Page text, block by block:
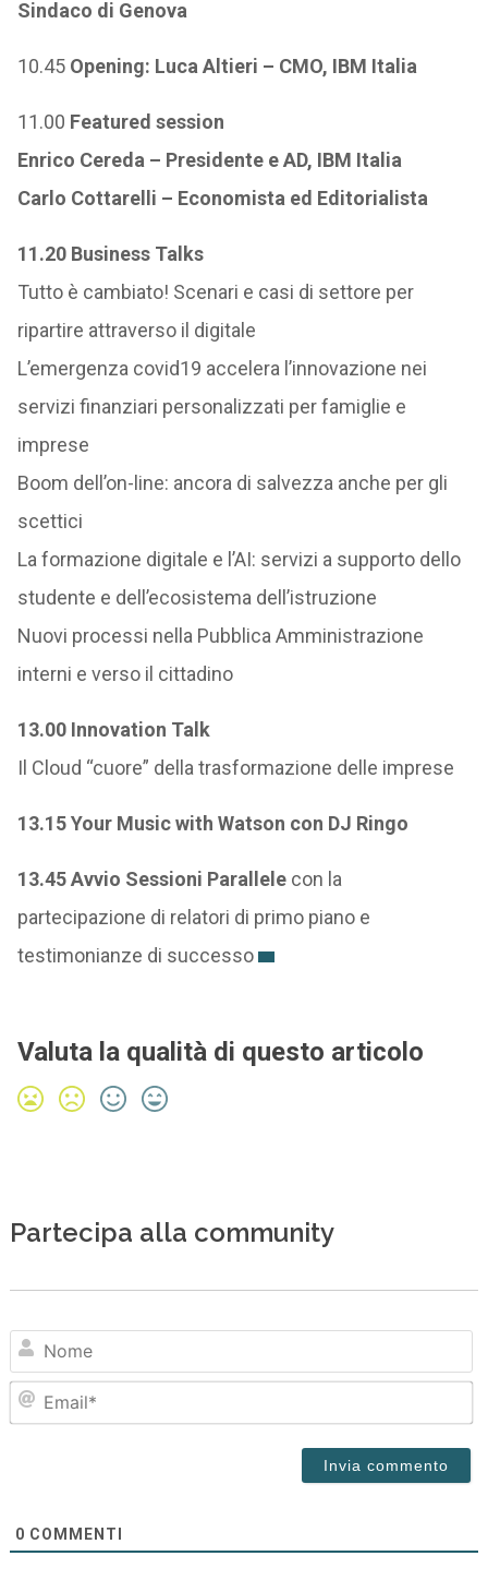
Sindaco di Genova
10.45 Opening: Luca Altieri – CMO, IBM Italia
11.00 Featured session
Enrico Cereda – Presidente e AD, IBM Italia
Carlo Cottarelli – Economista ed Editorialista
11.20 Business Talks
Tutto è cambiato! Scenari e casi di settore per
ripartire attraverso il digitale
L’emergenza covid19 accelera l’innovazione nei
servizi finanziari personalizzati per famiglie e
imprese
Boom dell’on-line: ancora di salvezza anche per gli
scettici
La formazione digitale e l’AI: servizi a supporto dello
studente e dell’ecosistema dell’istruzione
Nuovi processi nella Pubblica Amministrazione
interni e verso il cittadino
13.00 Innovation Talk
Il Cloud “cuore” della trasformazione delle imprese
13.15 Your Music with Watson con DJ Ringo
13.45 Avvio Sessioni Parallelecon la
partecipazione di relatori di primo piano e
testimonianze di successo
Valuta la qualità di questo articolo
Partecipa alla community
0 COMMENTI